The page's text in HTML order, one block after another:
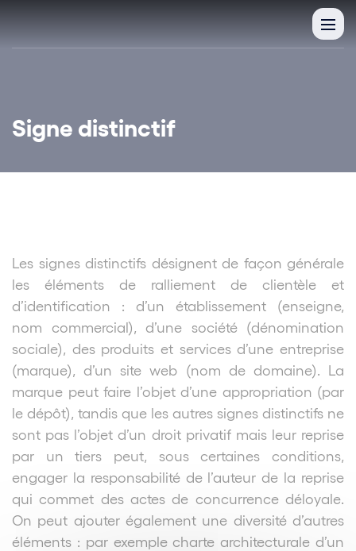
Signe distinctif
Les signes distinctifs désignent de façon générale
les éléments de ralliement de clientèle et
d’identification : d’un établissement (enseigne,
nom commercial), d’une société (dénomination
sociale), des produits et services d’une entreprise
(marque), d’un site web (nom de domaine). La
marque peut faire l’objet d’une appropriation (par
le dépôt), tandis que les autres signes distinctifs ne
sont pas l’objet d’un droit privatif mais leur reprise
par un tiers peut, sous certaines conditions,
engager la responsabilité de l’auteur de la reprise
qui commet des actes de concurrence déloyale.
On peut ajouter également une diversité d’autres
éléments : par exemple charte architecturale d’un